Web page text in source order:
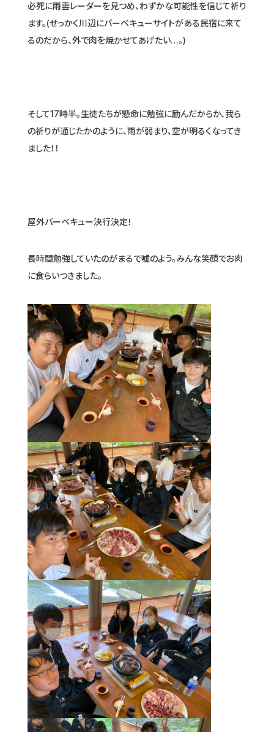
必死に雨雲レーダーを見つめ、わずかな可能性を信じて祈り
ます。(せっかく川辺にバーベキューサイトがある民宿に来て
るのだから、外で肉を焼かせてあげたい…。)
そして17時半。生徒たちが懸命に勉強に励んだからか、我ら
の祈りが通じたかのように、雨が弱まり、空が明るくなってき
ました！！
屋外バーベキュー決行決定！
長時間勉強していたのがまるで嘘のよう。みんな笑顔でお肉
に食らいつきました。